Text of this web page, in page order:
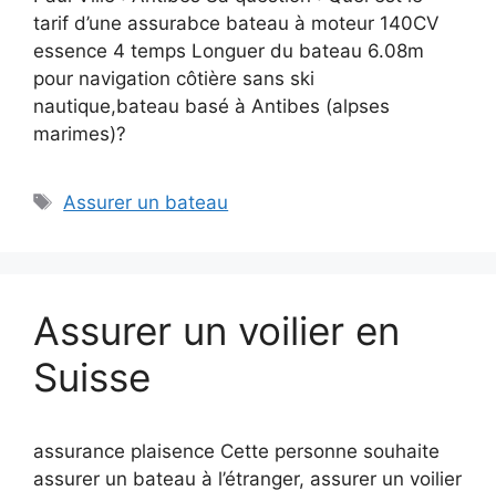
tarif d’une assurabce bateau à moteur 140CV
essence 4 temps Longuer du bateau 6.08m
pour navigation côtière sans ski
nautique,bateau basé à Antibes (alpses
marimes)?
Étiquettes
Assurer un bateau
Assurer un voilier en
Suisse
assurance plaisence Cette personne souhaite
assurer un bateau à l’étranger, assurer un voilier